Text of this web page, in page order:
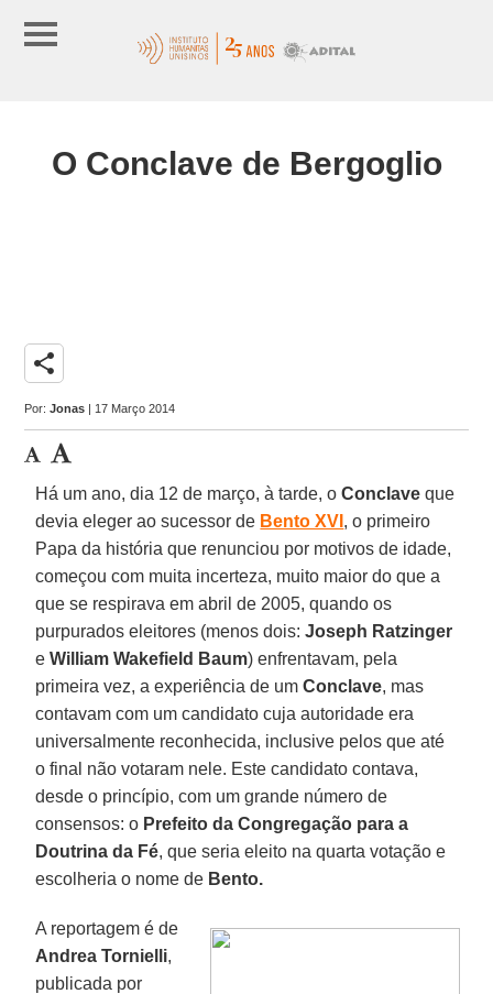
O Conclave de Bergoglio
share
Por:Jonas | 17 Março 2014
Há um ano, dia 12 de março, à tarde, oConclave que
devia eleger ao sucessor de Bento XVI , o primeiro
Papa da história que renunciou por motivos de idade,
começou com muita incerteza, muito maior do que a
que se respirava em abril de 2005, quando os
purpurados eleitores (menos dois:Joseph Ratzinger
eWilliam Wakefield Baum) enfrentavam, pela
primeira vez, a experiência de umConclave, mas
contavam com um candidato cuja autoridade era
universalmente reconhecida, inclusive pelos que até
o final não votaram nele. Este candidato contava,
desde o princípio, com um grande número de
consensos: o Prefeito da Congregação para a
Doutrina da Fé, que seria eleito na quarta votação e
escolheria o nome de Bento.
A reportagem é de
Andrea Tornielli,
publicada por